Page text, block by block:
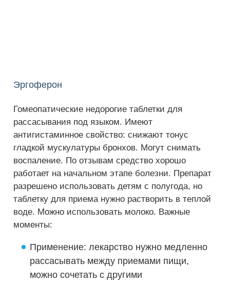
Эргоферон
Гомеопатические недорогие таблетки для
рассасывания под языком. Имеют
антигистаминное свойство: снижают тонус
гладкой мускулатуры бронхов. Могут снимать
воспаление. По отзывам средство хорошо
работает на начальном этапе болезни. Препарат
разрешено использовать детям с полугода, но
таблетку для приема нужно растворить в теплой
воде. Можно использовать молоко. Важные
моменты:
Применение: лекарство нужно медленно
рассасывать между приемами пищи,
можно сочетать с другими